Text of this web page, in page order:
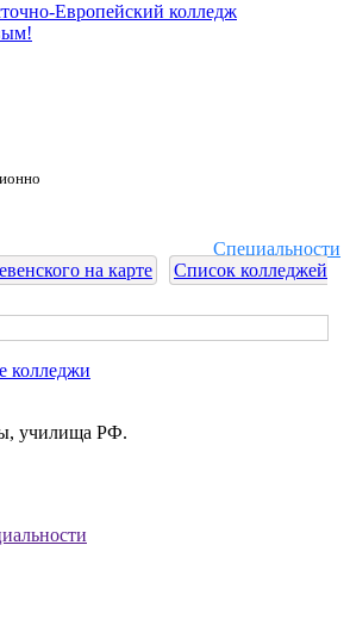
Европейский колледж
Специальности
на карте
Список колледжей
колледжи
училища РФ.